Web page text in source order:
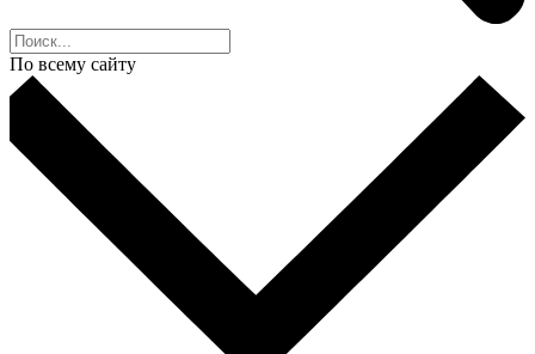
По всему сайту